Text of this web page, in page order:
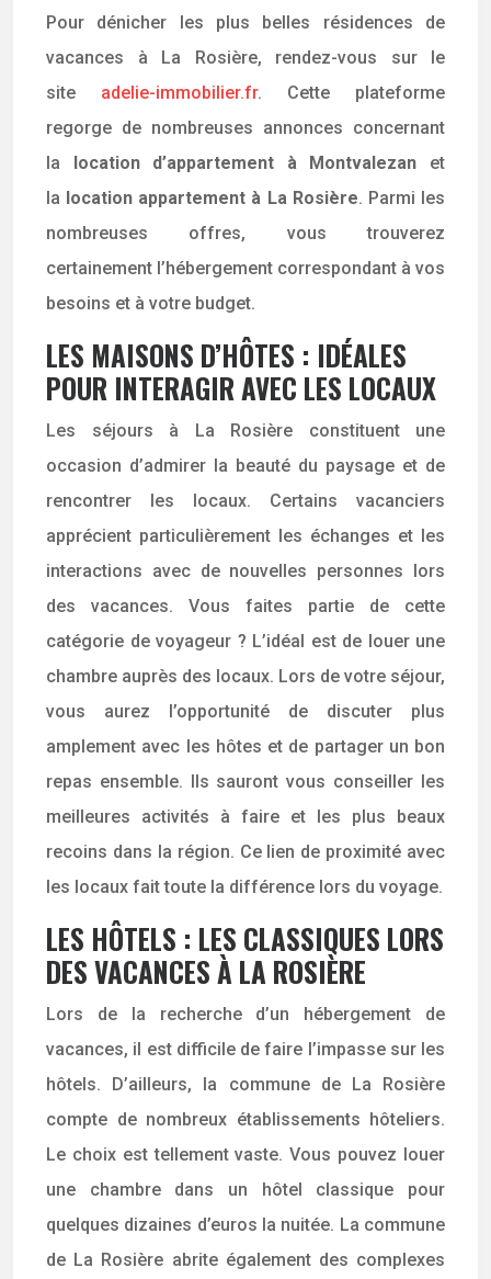
Pour dénicher les plus belles résidences de
vacances à La Rosière, rendez-vous sur le
site adelie-immobilier.fr. Cette plateforme
regorge de nombreuses annonces concernant
la location d’appartement à Montvalezan et
la location appartement à La Rosière. Parmi les
nombreuses offres, vous trouverez
certainement l’hébergement correspondant à vos
besoins et à votre budget.
LES MAISONS D’HÔTES : IDÉALES
POUR INTERAGIR AVEC LES LOCAUX
Les séjours à La Rosière constituent une
occasion d’admirer la beauté du paysage et de
rencontrer les locaux. Certains vacanciers
apprécient particulièrement les échanges et les
interactions avec de nouvelles personnes lors
des vacances. Vous faites partie de cette
catégorie de voyageur ? L’idéal est de louer une
chambre auprès des locaux. Lors de votre séjour,
vous aurez l’opportunité de discuter plus
amplement avec les hôtes et de partager un bon
repas ensemble. Ils sauront vous conseiller les
meilleures activités à faire et les plus beaux
recoins dans la région. Ce lien de proximité avec
les locaux fait toute la différence lors du voyage.
LES HÔTELS : LES CLASSIQUES LORS
DES VACANCES À LA ROSIÈRE
Lors de la recherche d’un hébergement de
vacances, il est difficile de faire l’impasse sur les
hôtels. D’ailleurs, la commune de La Rosière
compte de nombreux établissements hôteliers.
Le choix est tellement vaste. Vous pouvez louer
une chambre dans un hôtel classique pour
quelques dizaines d’euros la nuitée. La commune
de La Rosière abrite également des complexes